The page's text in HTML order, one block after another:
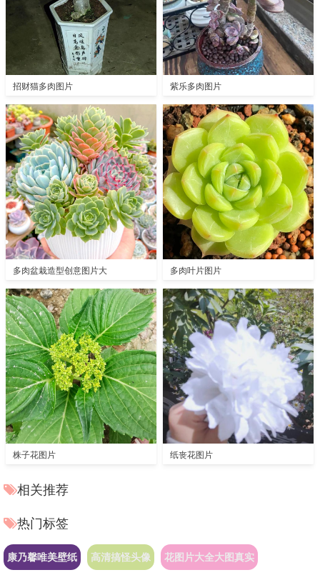
招财猫多肉图片 紫乐多肉图片
多肉盆栽造型创意图片大 多肉叶片图片
株子花图片 纸丧花图片
相关推荐
热门标签
康乃馨唯美壁纸 高清搞怪头像 花图片大全大图真实